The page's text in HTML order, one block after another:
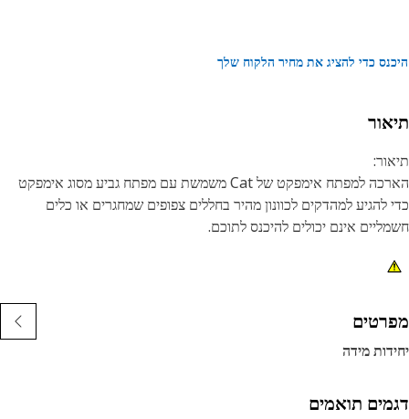
כדי להציג את מחיר הלקוח שלך
הארכה למפתח אימפקט של Cat משמשת עם מפתח גביע מסוג אימפקט
להגיע למהדקים לכוונון מהיר בחללים צפופים שמחגרים או כלים
אינם יכולים להיכנס לתוכם.
עיצוב פין לאחיזה במפתחות הגביע
מידה
תואמים